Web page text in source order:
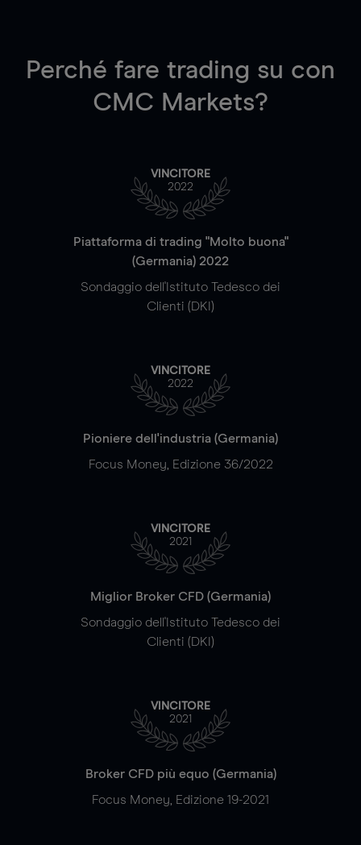
Perché fare trading su con
CMC Markets?
VINCITORE
2022
Piattaforma di trading "Molto buona"
(Germania) 2022
Sondaggio dell'Istituto Tedesco dei
Clienti (DKI)
VINCITORE
2022
Pioniere dell'industria (Germania)
Focus Money, Edizione 36/2022
VINCITORE
2021
Miglior Broker CFD (Germania)
Sondaggio dell'Istituto Tedesco dei
Clienti (DKI)
VINCITORE
2021
Broker CFD più equo (Germania)
Focus Money, Edizione 19-2021